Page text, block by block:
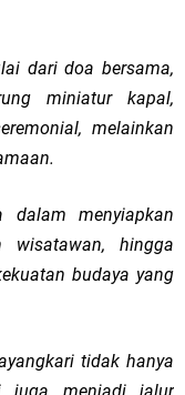
dari doa bersama,
miniatur kapal,
melainkan
dalam menyiapkan
wisatawan, hingga
budaya yang
tidak hanya